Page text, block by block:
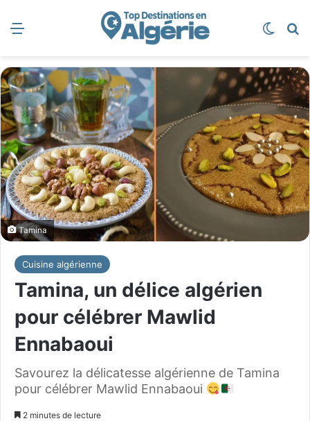
Tamina
Cuisine algérienne
Tamina, un délice algérien
pour célébrer Mawlid
Ennabaoui
Savourez la délicatesse algérienne de Tamina
pour célébrer Mawlid Ennabaoui
2 minutes de lecture